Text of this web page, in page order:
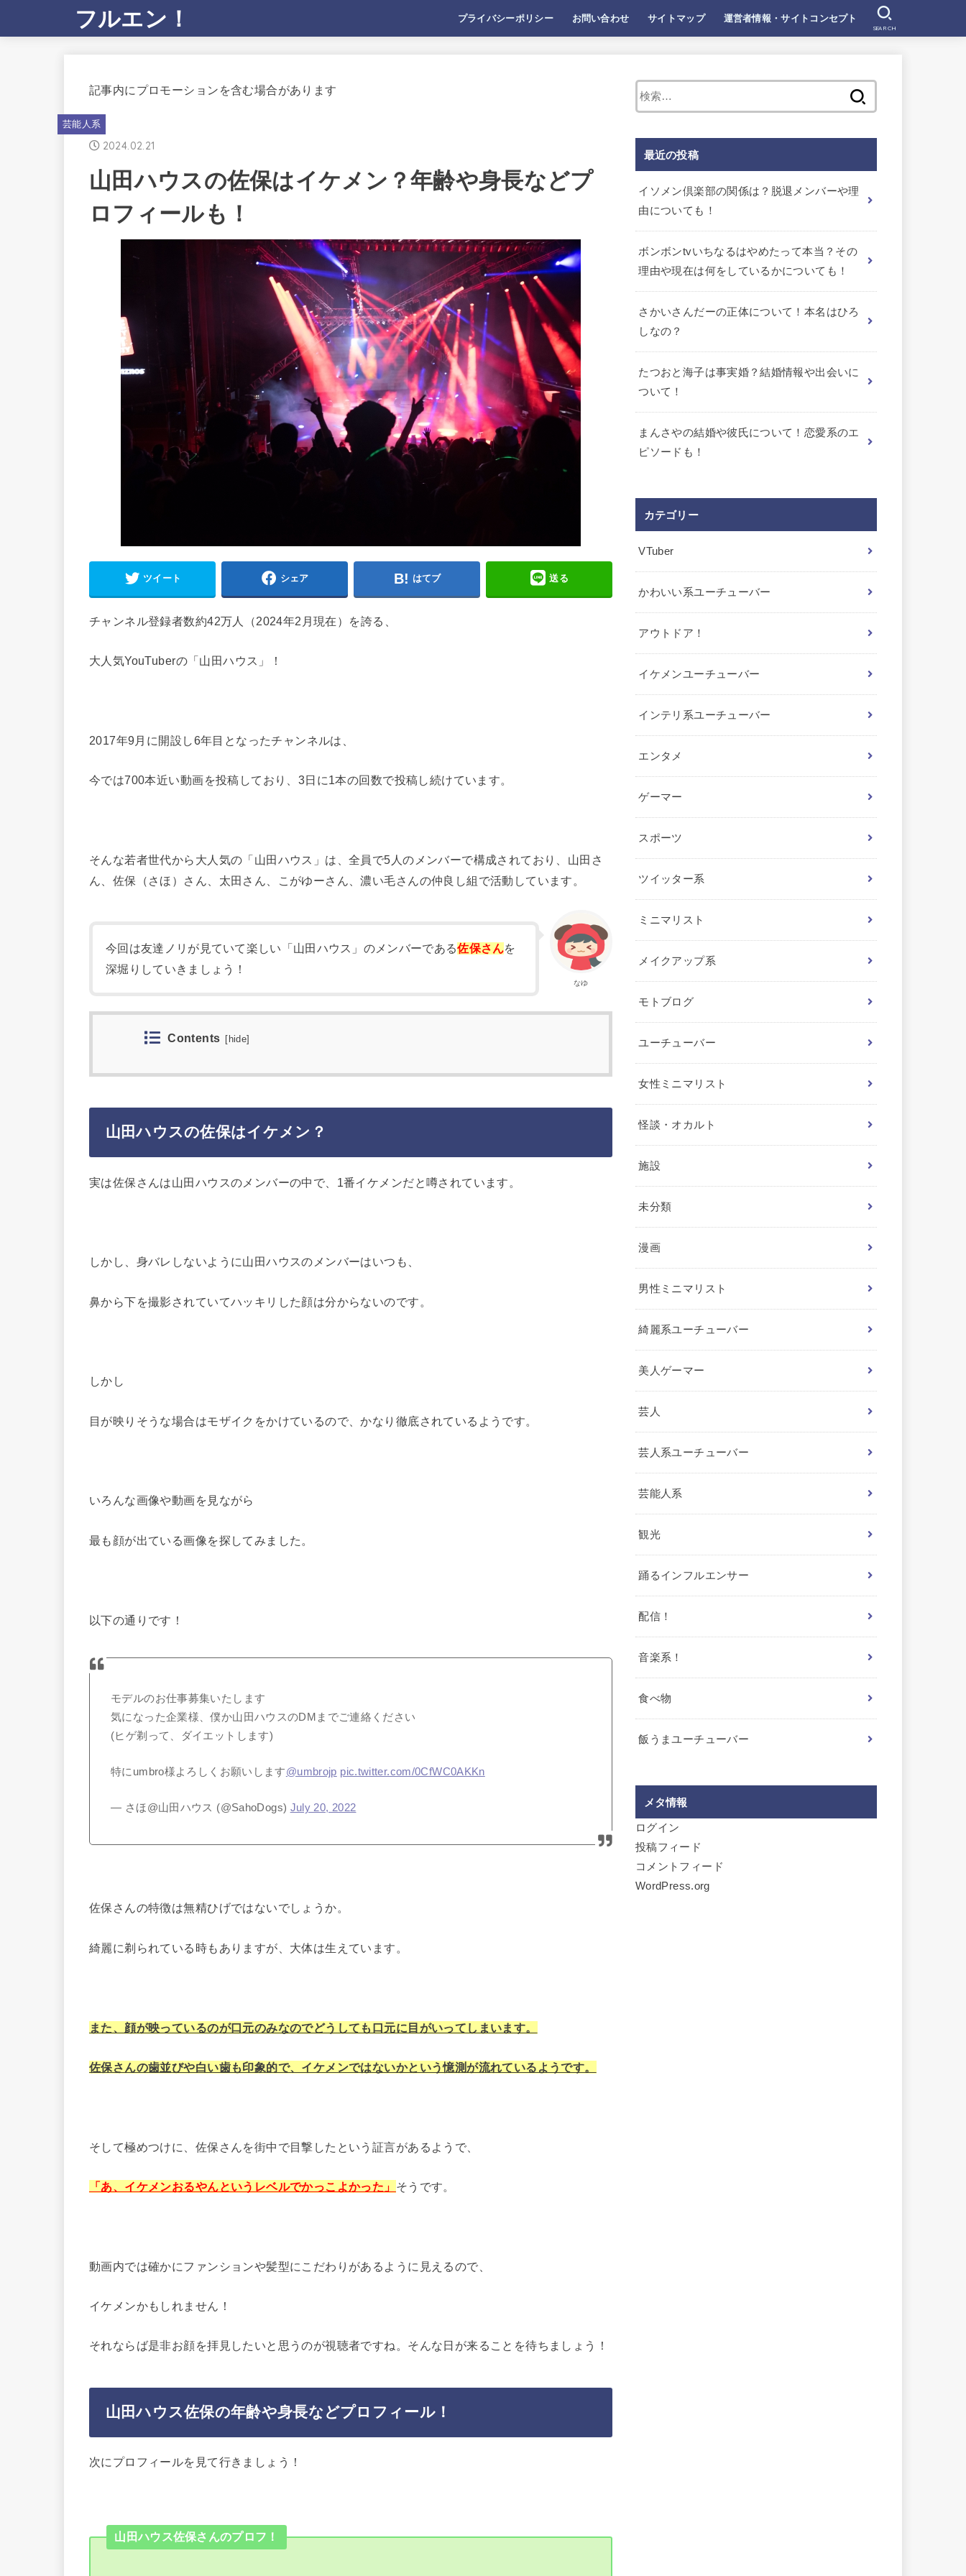
フルエン！ プライバシーポリシー お問い合わせ サイトマップ 運営者情報・サイトコンセプト
SEARCH
記事内にプロモーションを含む場合があります
芸能人系
2024.02.21
山田ハウスの佐保はイケメン？年齢や身長などプ
ロフィールも！
ツイート シェア はてブ 送る
チャンネル登録者数約42万人（2024年2月現在）を誇る、
大人気YouTuberの「山田ハウス」！
2017年9月に開設し6年目となったチャンネルは、
今では700本近い動画を投稿しており、3日に1本の回数で投稿し続けています。
そんな若者世代から大人気の「山田ハウス」は、全員で5人のメンバーで構成されており、山田さ
ん、佐保（さほ）さん、太田さん、こがゆーさん、濃い毛さんの仲良し組で活動しています。
なゆ
今回は友達ノリが見ていて楽しい「山田ハウス」のメンバーである佐保さんを
深堀りしていきましょう！
Contents [ hide]
山田ハウスの佐保はイケメン？
実は佐保さんは山田ハウスのメンバーの中で、1番イケメンだと噂されています。
しかし、身バレしないように山田ハウスのメンバーはいつも、
鼻から下を撮影されていてハッキリした顔は分からないのです。
しかし
目が映りそうな場合はモザイクをかけているので、かなり徹底されているようです。
いろんな画像や動画を見ながら
最も顔が出ている画像を探してみました。
以下の通りです！
モデルのお仕事募集いたします
気になった企業様、僕か山田ハウスのDMまでご連絡ください
(ヒゲ剃って、ダイエットします)
特にumbro様よろしくお願いします@umbrojp pic.twitter.com/0CfWC0AKKn
— さほ@山田ハウス (@SahoDogs) July 20, 2022
佐保さんの特徴は無精ひげではないでしょうか。
綺麗に剃られている時もありますが、大体は生えています。
また、顔が映っているのが口元のみなのでどうしても口元に目がいってしまいます。
佐保さんの歯並びや白い歯も印象的で、イケメンではないかという憶測が流れているようです。
そして極めつけに、佐保さんを街中で目撃したという証言があるようで、
「あ、イケメンおるやんというレベルでかっこよかった」 そうです。
動画内では確かにファンションや髪型にこだわりがあるように見えるので、
イケメンかもしれません！
それならば是非お顔を拝見したいと思うのが視聴者ですね。そんな日が来ることを待ちましょう！
山田ハウス佐保の年齢や身長などプロフィール！
次にプロフィールを見て行きましょう！
山田ハウス佐保さんのプロフ！
最近の投稿
イソメン倶楽部の関係は？脱退メンバーや理
由についても！
ボンボンtvいちなるはやめたって本当？その
理由や現在は何をしているかについても！
さかいさんだーの正体について！本名はひろ
しなの？
たつおと海子は事実婚？結婚情報や出会いに
ついて！
まんさやの結婚や彼氏について！恋愛系のエ
ピソードも！
カテゴリー
VTuber
かわいい系ユーチューバー
アウトドア！
イケメンユーチューバー
インテリ系ユーチューバー
エンタメ
ゲーマー
スポーツ
ツイッター系
ミニマリスト
メイクアップ系
モトブログ
ユーチューバー
女性ミニマリスト
怪談・オカルト
施設
未分類
漫画
男性ミニマリスト
綺麗系ユーチューバー
美人ゲーマー
芸人
芸人系ユーチューバー
芸能人系
観光
踊るインフルエンサー
配信！
音楽系！
食べ物
飯うまユーチューバー
メタ情報
ログイン
投稿フィード
コメントフィード
WordPress.org